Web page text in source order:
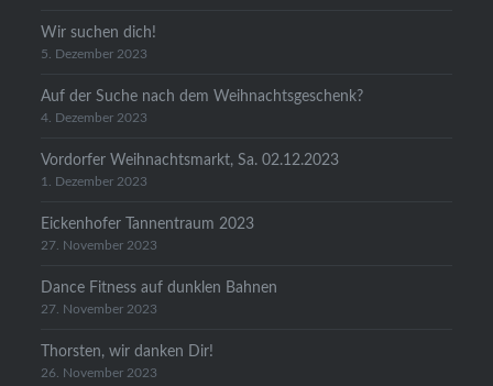
Wir suchen dich!
5. Dezember 2023
Auf der Suche nach dem Weihnachtsgeschenk?
4. Dezember 2023
Vordorfer Weihnachtsmarkt, Sa. 02.12.2023
1. Dezember 2023
Eickenhofer Tannentraum 2023
27. November 2023
Dance Fitness auf dunklen Bahnen
27. November 2023
Thorsten, wir danken Dir!
26. November 2023